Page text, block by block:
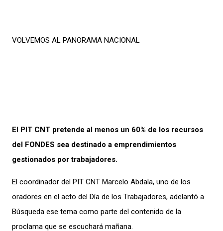
VOLVEMOS AL PANORAMA NACIONAL
El PIT CNT pretende al menos un 60% de los recursos
del FONDES sea destinado a emprendimientos
gestionados por trabajadores.
El coordinador del PIT CNT Marcelo Abdala, uno de los
oradores en el acto del Día de los Trabajadores, adelantó a
Búsqueda ese tema como parte del contenido de la
proclama que se escuchará mañana.